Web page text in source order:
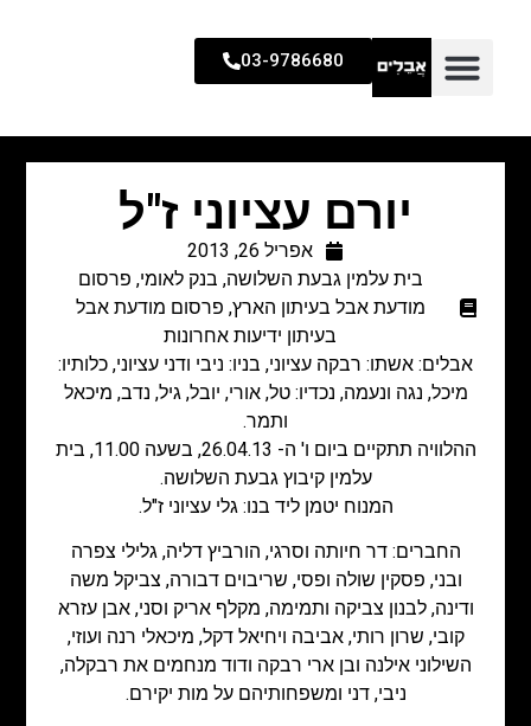
03-9786680
יורם עציוני ז"ל
אפריל 26, 2013
בית עלמין גבעת השלושה, בנק לאומי, פרסום
מודעת אבל בעיתון הארץ, פרסום מודעת אבל
בעיתון ידיעות אחרונות
אבלים: אשתו: רבקה עציוני, בניו: ניבי ודני עציוני, כלותיו:
מיכל, נגה ונעמה, נכדיו: טל, אורי, יובל, גיל, נדב, מיכאל
ותמר.
ההלוויה תתקיים ביום ו' ה- 26.04.13, בשעה 11.00, בית
עלמין קיבוץ גבעת השלושה.
המנוח יטמן ליד בנו: גלי עציוני ז"ל.
החברים: דר חיותה וסרגי, הורביץ דליה, גלילי צפרה
ובני, פסקין שולה ופסי, שריבוים דבורה, צביקל משה
ודינה, לבנון צביקה ותמימה, מקלף אריק וסני, אבן עזרא
קובי, שרון רותי, אביבה ויחיאל דקל, מיכאלי רנה ועוזי,
השילוני אילנה ובן ארי רבקה ודוד מנחמים את רבקלה,
ניבי, דני ומשפחותיהם על מות יקירם.